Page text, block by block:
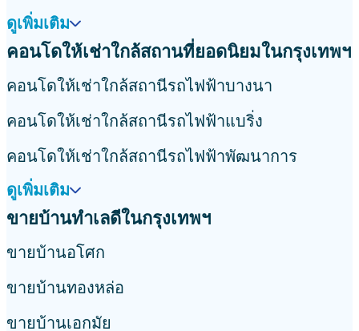
ดูเพิ่มเติม
คอนโดให้เช่าใกล้สถานที่ยอดนิยมในกรุงเทพฯ
คอนโดให้เช่าใกล้สถานีรถไฟฟ้าบางนา
คอนโดให้เช่าใกล้สถานีรถไฟฟ้าแบริ่ง
คอนโดให้เช่าใกล้สถานีรถไฟฟ้าพัฒนาการ
ดูเพิ่มเติม
ขายบ้านทำเลดีในกรุงเทพฯ
ขายบ้านอโศก
ขายบ้านทองหล่อ
ขายบ้านเอกมัย